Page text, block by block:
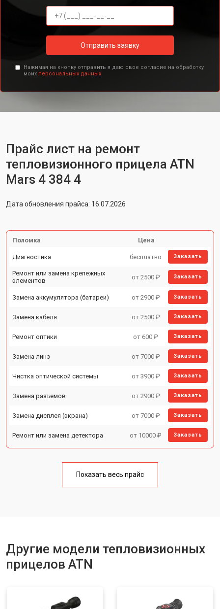
Отправить заявку
Нажимая на кнопку отправить я даю свое согласие на обработку
моих персональных данных.
Прайс лист на ремонт
тепловизионного прицела ATN
Mars 4 384 4
Дата обновления прайса: 16.07.2026
Поломка Цена
Диагностика бесплатно Заказать
Ремонт или замена крепежных
элементов
от 2500 ₽ Заказать
Замена аккумулятора (батареи) от 2900 ₽ Заказать
Замена кабеля от 2500 ₽ Заказать
Ремонт оптики от 600 ₽ Заказать
Замена линз от 7000 ₽ Заказать
Чистка оптической системы от 3900 ₽ Заказать
Замена разъемов от 2900 ₽ Заказать
Замена дисплея (экрана) от 7000 ₽ Заказать
Ремонт или замена детектора от 10000 ₽ Заказать
Показать весь прайс
Другие модели тепловизионных
прицелов ATN